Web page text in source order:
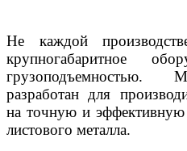
Не каждой
крупногабаритное
грузоподъемностью.
разработан для
на точную и эффективную
листового металла.